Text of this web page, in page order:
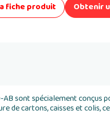
fiche produit
Obtenir
sont spécialement conçus
de cartons, caisses et colis,